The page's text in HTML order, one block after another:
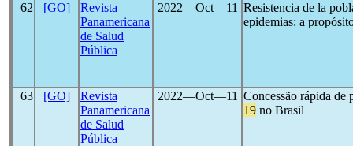
62 [GO]
Revista
Panamericana
de Salud
Pública
2022―Oct―11 Resistencia de la
epidemias: a
63 [GO]
Revista
Panamericana
de Salud
Pública
2022―Oct―11 Concessão rápida de
19 no Brasil